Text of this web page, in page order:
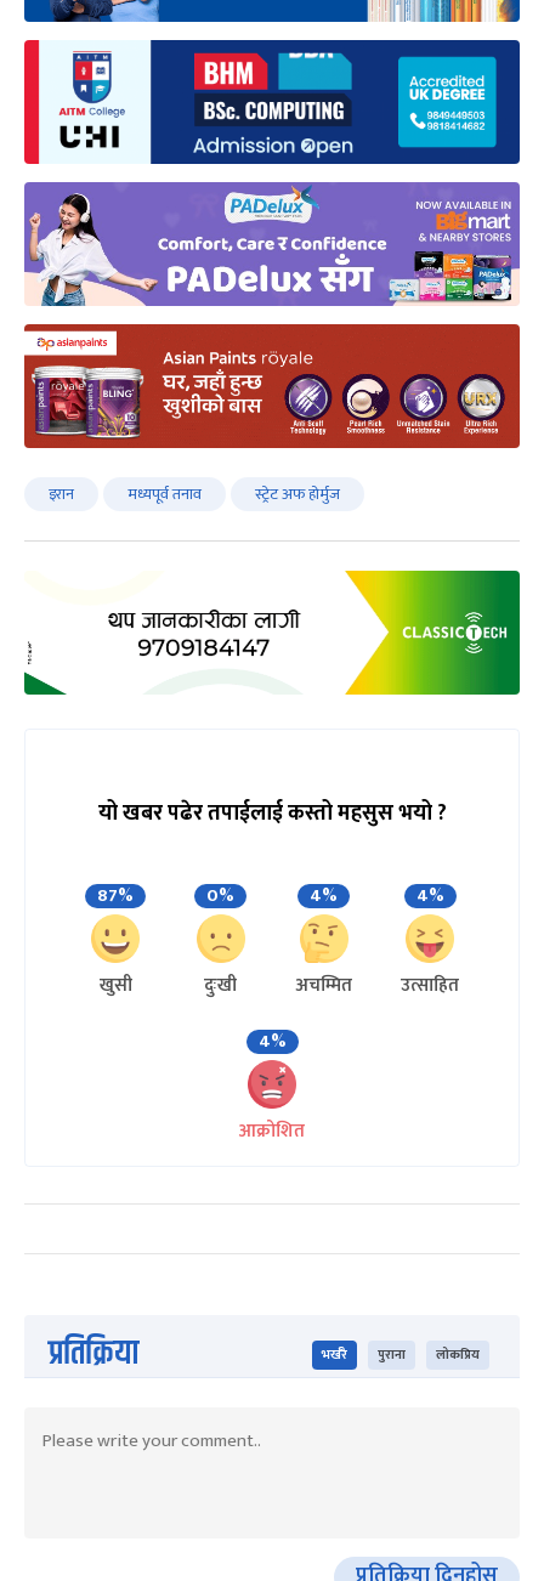
इरान मध्यपूर्व तनाव स्ट्रेट अफ होर्मुज
यो खबर पढेर तपाईलाई कस्तो महसुस भयो ?
87%
खुसी
0%
दुःखी
4%
अचम्मित
4%
उत्साहित
4%
आक्रोशित
प्रतिक्रिया भर्खरै पुराना लोकप्रिय